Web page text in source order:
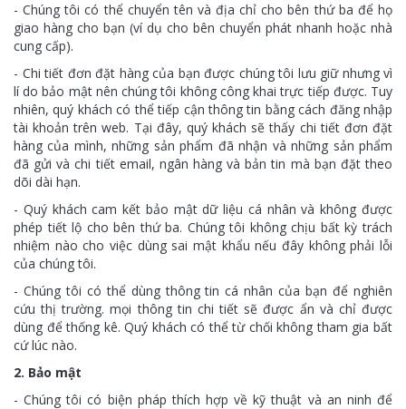
- Chúng tôi có thể chuyển tên và địa chỉ cho bên thứ ba để họ
giao hàng cho bạn (ví dụ cho bên chuyển phát nhanh hoặc nhà
cung cấp).
- Chi tiết đơn đặt hàng của bạn được chúng tôi lưu giữ nhưng vì
lí do bảo mật nên chúng tôi không công khai trực tiếp được. Tuy
nhiên, quý khách có thể tiếp cận thông tin bằng cách đăng nhập
tài khoản trên web. Tại đây, quý khách sẽ thấy chi tiết đơn đặt
hàng của mình, những sản phẩm đã nhận và những sản phẩm
đã gửi và chi tiết email, ngân hàng và bản tin mà bạn đặt theo
dõi dài hạn.
- Quý khách cam kết bảo mật dữ liệu cá nhân và không được
phép tiết lộ cho bên thứ ba. Chúng tôi không chịu bất kỳ trách
nhiệm nào cho việc dùng sai mật khẩu nếu đây không phải lỗi
của chúng tôi.
- Chúng tôi có thể dùng thông tin cá nhân của bạn để nghiên
cứu thị trường. mọi thông tin chi tiết sẽ được ẩn và chỉ được
dùng để thống kê. Quý khách có thể từ chối không tham gia bất
cứ lúc nào.
2. Bảo mật
- Chúng tôi có biện pháp thích hợp về kỹ thuật và an ninh để